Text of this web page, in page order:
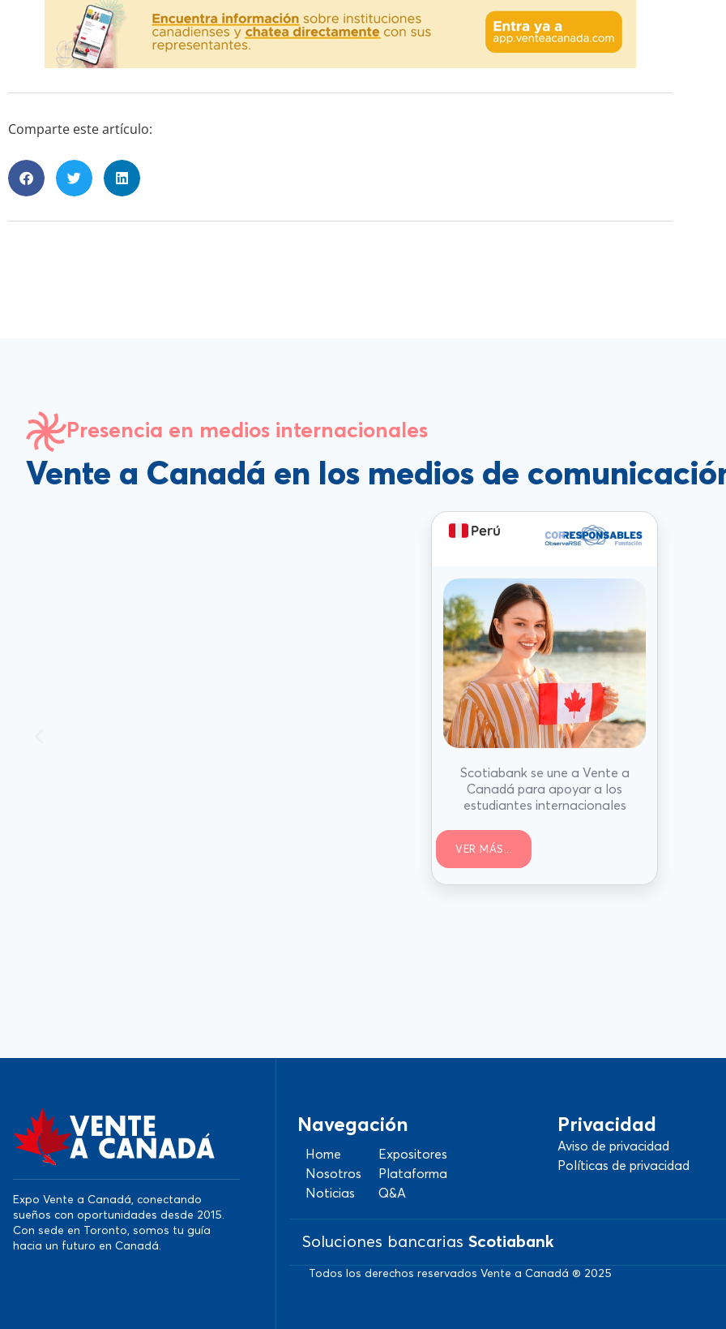
Comparte este artículo:
Presencia en medios internacionales
Vente a Canadá en los medios de
Perú
Scotiabank se une a Vente a
Canadá para apoyar a los
estudiantes internacionales
VER MÁS...
Expo Vente a Canadá, conectando
sueños con oportunidades desde 2015.
Con sede en Toronto, somos tu guía
hacia un futuro en Canadá.
Navegación
Home
Nosotros
Noticias
Expositores
Plataforma
Q&A
Privacidad
Aviso de privacidad
Políticas de privacidad
Soluciones bancarias Scotiabank
Todos los derechos reservados Vente a Canadá ® 2025